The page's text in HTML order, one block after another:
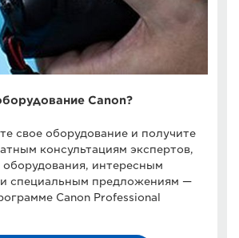
Canon?
свое оборудование и получите
консультациям экспертов,
интересным
специальным предложениям —
Canon Professional